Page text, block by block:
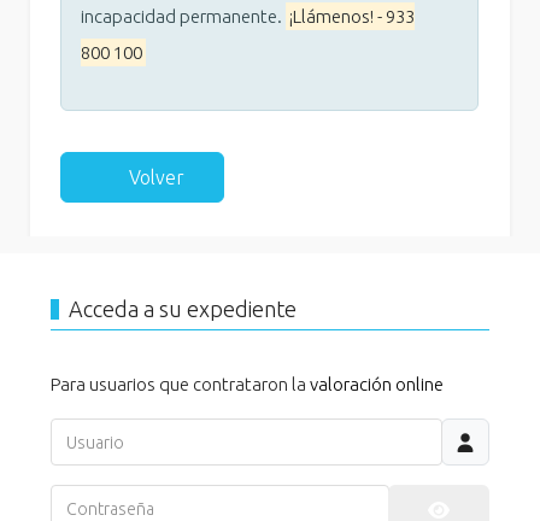
incapacidad permanente. ¡Llámenos! - 933
800 100
Volver
Acceda a su expediente
Para usuarios que contrataron la valoración online
Usuario
Contraseña